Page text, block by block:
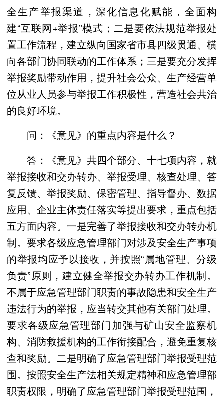
全生产举报渠道，深化信息化赋能，全面构
建“互联网+举报”模式；二是要依法规范举报处
置工作流程，建立纵向国家省市县四级贯通、横
向各部门协同联动的工作体系；三是要充分发挥
举报奖励带动作用，提升社会公众、生产经营单
位从业人员参与举报工作积极性，营造社会共治
的良好环境。
问：《意见》的重点内容是什么？
答：《意见》共四个部分、十七项内容，就
举报接收和交办转办、举报受理、核查处理、答
复反馈、举报奖励、保密管理、指导督办、数据
应用、企业主体责任落实等提出要求，重点包括
五方面内容。一是完善了举报接收和交办转办机
制。要求各级应急管理部门对涉及安全生产事项
的举报均应予以接收，并按照“属地管理、分级
负责”原则，建立健全举报交办转办工作机制。
不属于应急管理部门职责的事故隐患和安全生产
违法行为的举报，应当转交其他有关部门处理。
要求各级应急管理部门加强与矿山安全监察机
构、消防救援机构的工作衔接配合，避免重复核
查和奖励。二是明确了应急管理部门举报受理范
围。按照安全生产法相关规定精神和应急管理部
职责权限，明确了应急管理部门举报受理范围，